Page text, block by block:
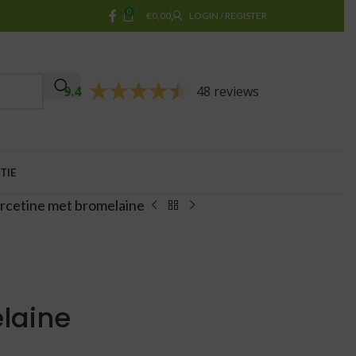
0 €0,00 LOGIN / REGISTER
9.4 48 reviews
met bromelaine